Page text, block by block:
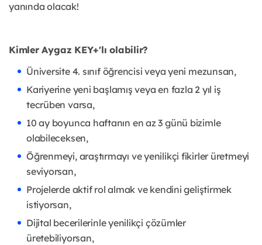
yanında olacak!
Kimler Aygaz KEY+'lı olabilir?
Üniversite 4. sınıf öğrencisi veya yeni mezunsan,
Kariyerine yeni başlamış veya en fazla 2 yıl iş
tecrüben varsa,
10 ay boyunca haftanın en az 3 günü bizimle
olabileceksen,
Öğrenmeyi, araştırmayı ve yenilikçi fikirler üretmeyi
seviyorsan,
Projelerde aktif rol almak ve kendini geliştirmek
istiyorsan,
Dijital becerilerinle yenilikçi çözümler
üretebiliyorsan,